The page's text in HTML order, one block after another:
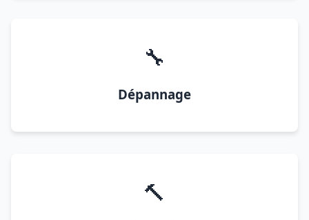
🔧
Dépannage
🔨